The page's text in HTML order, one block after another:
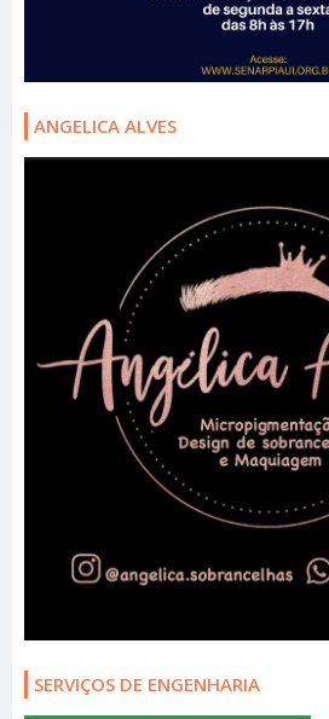
ANGELICA ALVES
SERVIÇOS DE ENGENHARIA